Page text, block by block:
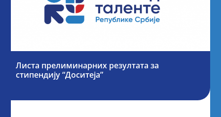
Листа прелиминарних резултата за
стипендију “Доситеја”